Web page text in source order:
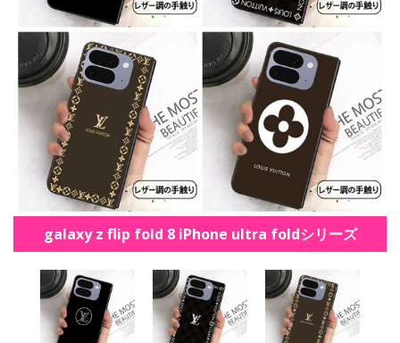
galaxy z flip fold 8 iPhone ultra foldシリーズ